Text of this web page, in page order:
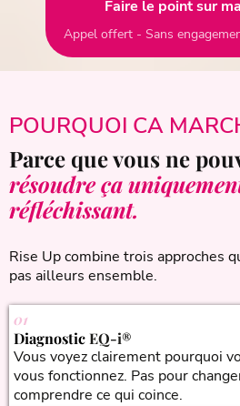
Faire le point sur
Appel offert - Sans
POURQUOI CA
Parce que vous ne
résoudre ça
réfléchissant.
Rise Up combine trois approches
pas ailleurs ensemble.
01
DiagnosticEQ-i®
Vous voyez clairement pourquoi
vous fonctionnez. Pas pour
comprendre ce qui coince.